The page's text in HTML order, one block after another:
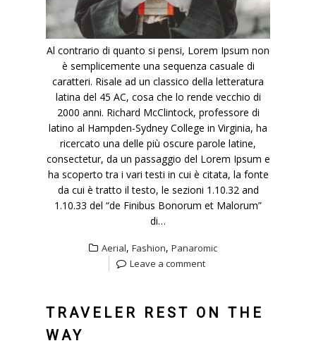
Al contrario di quanto si pensi, Lorem Ipsum non
è semplicemente una sequenza casuale di
caratteri. Risale ad un classico della letteratura
latina del 45 AC, cosa che lo rende vecchio di
2000 anni. Richard McClintock, professore di
latino al Hampden-Sydney College in Virginia, ha
ricercato una delle più oscure parole latine,
consectetur, da un passaggio del Lorem Ipsum e
ha scoperto tra i vari testi in cui è citata, la fonte
da cui è tratto il testo, le sezioni 1.10.32 and
1.10.33 del “de Finibus Bonorum et Malorum”
di…
Aerial, Fashion, Panaromic
Leave a comment
TRAVELER REST ON THE
WAY